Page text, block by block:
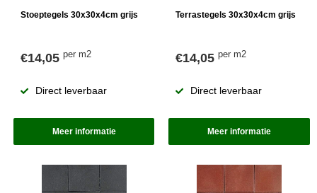
Stoeptegels 30x30x4cm grijs
€14,05 per m2
Direct leverbaar
Meer informatie
Terrastegels 30x30x4cm grijs
€14,05per m2
Direct leverbaar
Meer informatie